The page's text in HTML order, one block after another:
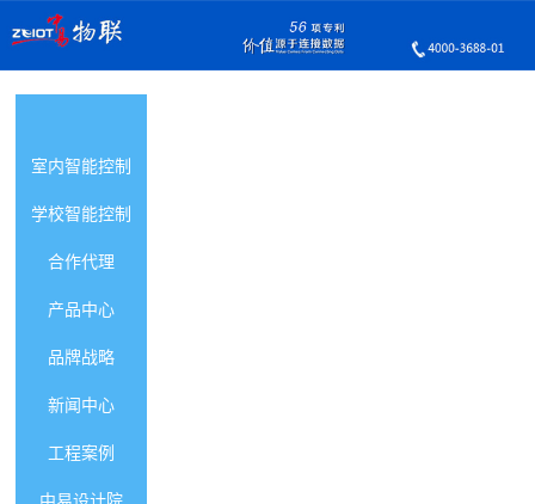
室内智能控制
学校智能控制
合作代理
产品中心
品牌战略
新闻中心
工程案例